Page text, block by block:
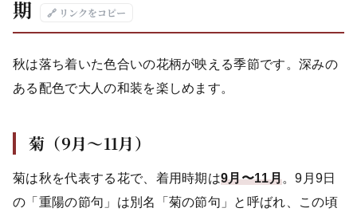
期
🔗 リンクをコピー
秋は落ち着いた色合いの花柄が映える季節です。深みの
ある配色で大人の和装を楽しめます。
菊（9月〜11月）
菊は秋を代表する花で、着用時期は9月〜11月。9月9日
の「重陽の節句」は別名「菊の節句」と呼ばれ、この頃